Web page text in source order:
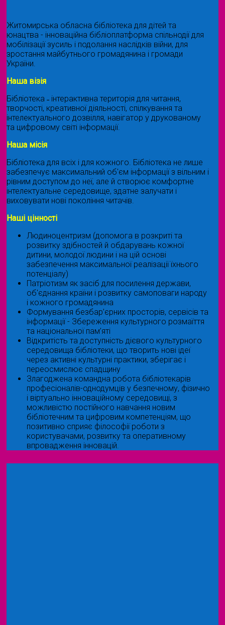
Житомирська обласна бібліотека для дітей та
юнацтва - інноваційна бібліоплатформа спільнодії для
мобілізації зусиль і подолання наслідків війни, для
зростання майбутнього громадянина і громади
України.
Наша візія
Бібліотека ˗ інтерактивна територія для читання,
творчості, креативної діяльності, спілкування та
інтелектуального дозвілля, навігатор у друкованому
та цифровому світі інформації.
Наша місія
Бібліотека для всіх і для кожного. Бібліотека не лише
забезпечує максимальний об'єм інформації з вільним і
рівним доступом до неї, але й створює комфортне
інтелектуальне середовище, здатне залучати і
виховувати нові покоління читачів.
Наші цінності
Людиноцентризм (допомога в розкриті та
розвитку здібностей й обдарувань кожної
дитини, молодої людини і на цій основі
забезпечення максимальної реалізації їхнього
потенціалу)
Патріотизм як засіб для посилення держави,
об'єднання країни і розвитку самоповаги народу
і кожного громадянина
Формування безбар’єрних просторів, сервісів та
інформації - Збереження культурного розмаїття
та національної пам’яті
Відкритість та доступність дієвого культурного
середовища бібліотеки, що творить нові ідеї
через активні культурні практики, зберігає і
переосмислює спадщину
Злагоджена командна робота бібліотекарів
професіоналів-однодумців у безпечному, фізично
і віртуально інноваційному середовищі, з
можливістю постійного навчання новим
бібліотечним та цифровим компетенціям, що
позитивно сприяє філософії роботи з
користувачами, розвитку та оперативному
впровадження інновацій.